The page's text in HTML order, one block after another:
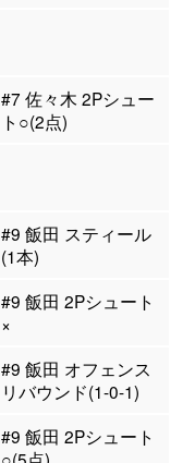
#7 佐々木 2Pシュー
ト○(2点)
#9 飯田 スティール
(1本)
#9 飯田 2Pシュート
×
#9 飯田 オフェンス
リバウンド(1-0-1)
#9 飯田 2Pシュート